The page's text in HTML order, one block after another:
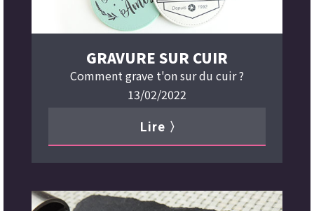
GRAVURE SUR CUIR
Comment grave t'on sur du cuir ?
13/02/2022
Lire 〉